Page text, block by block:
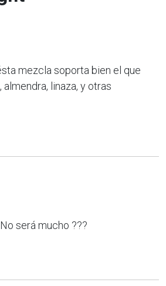
mezcla soporta bien el que
linaza, y otras
será mucho ???